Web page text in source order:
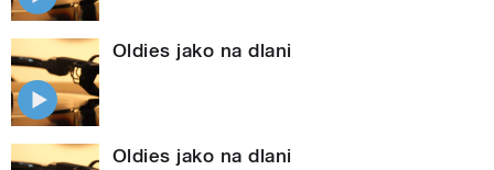
Oldies jako na dlani
Oldies jako na dlani